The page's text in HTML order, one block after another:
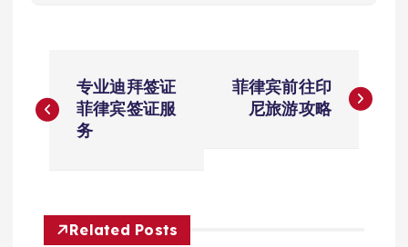
章
航
专业迪拜签证
菲律宾签证服
务
菲律宾前往印
尼旅游攻略
Related Posts